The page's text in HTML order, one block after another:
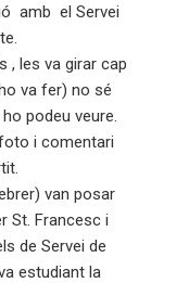
amb el Servei
, les va girar cap
va fer) no sé
podeu veure.
i comentari
van posar
St. Francesc i
de Servei de
estudiant la